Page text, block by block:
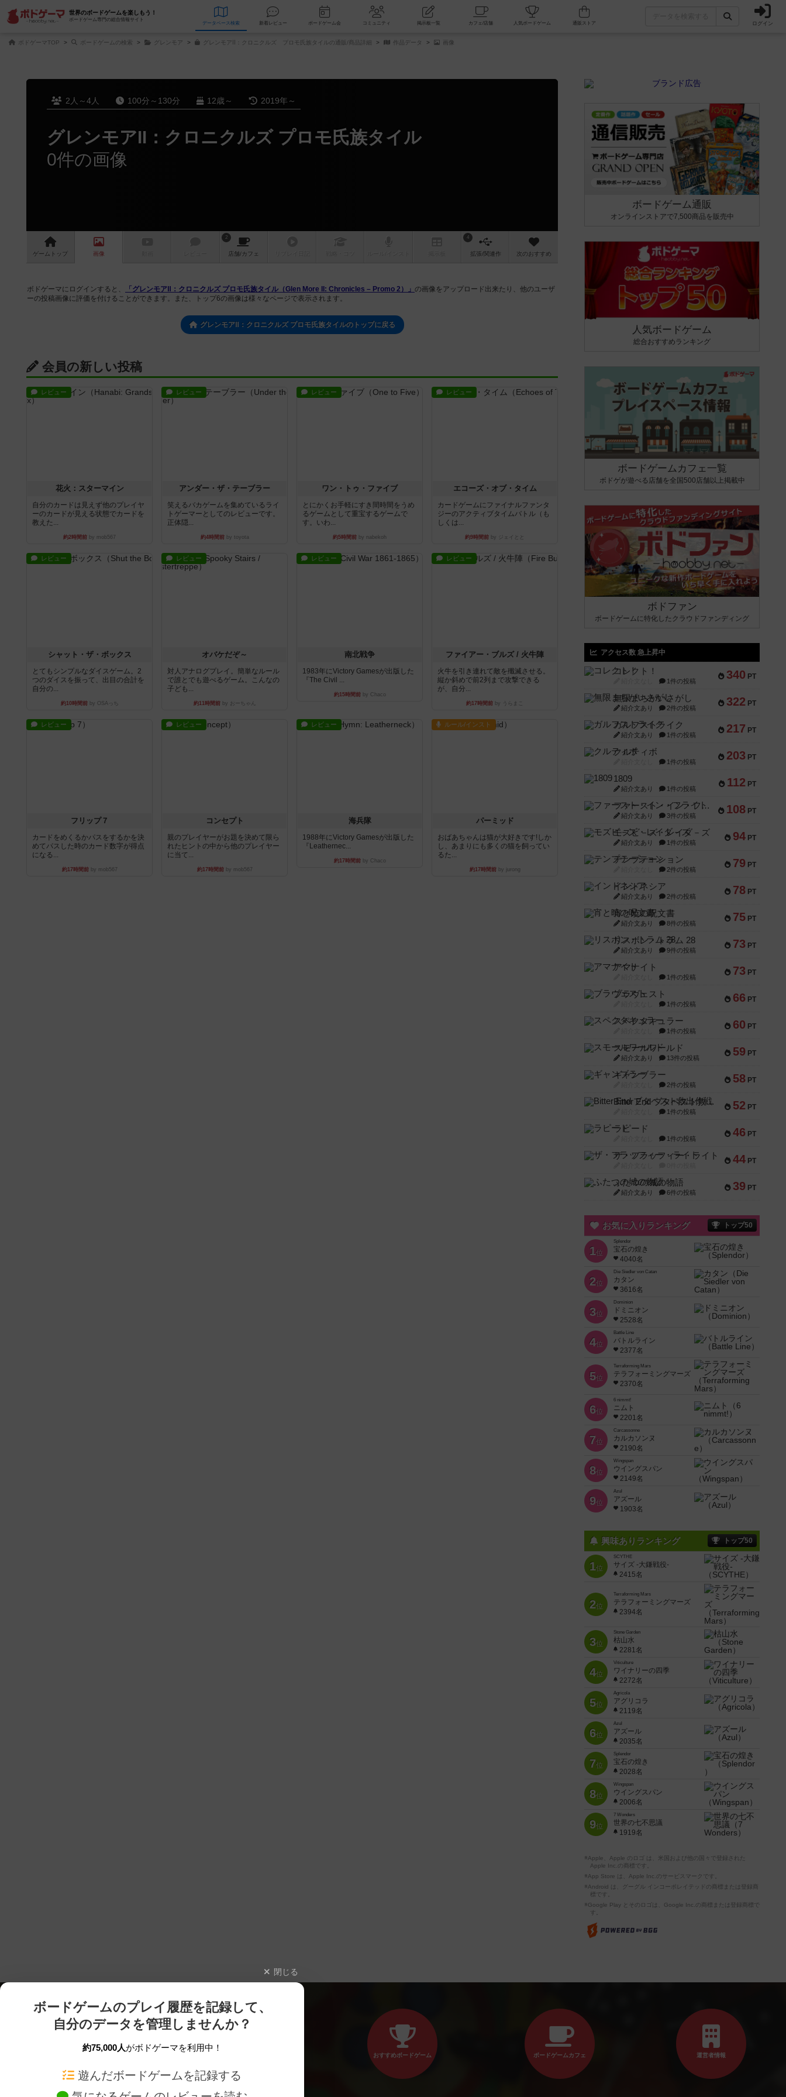
世界のボードゲームを楽しもう！
ボードゲーム専門の総合情報サイト
データベース 検索 新着レビュー ボードゲーム会 コミュニティ 掲示板一覧 カフェ/店舗 人気ボードゲーム ログイン
ボドゲーマTOP ボードゲームの検索 グレンモア グレンモアⅡ：クロニクルズ プロモ氏族タイルの通販/商品詳細 作品データ 画像
2人～4人 100分～130分 12歳～ 2019年～
グレンモアⅡ：クロニクルズ プロモ氏族タイル
0件の画像
ゲーム トップ 画像
2
店舗/カフェ
4
拡張/関連作 次のおすすめ
ボドゲーマにログインすると、 「グレンモアⅡ：クロニクルズ プロモ氏族タイル（Glen More II: Chronicles – Promo 2）」 の画像をアップロード出来たり、他のユーザ
ーの投稿画像に評価を付けることができます。また、トップ6の画像は様々なページで表示されます。
グレンモアⅡ：クロニクルズ プロモ氏族タイルのトップに戻る
会員の新しい投稿
レビュー
花火：スターマイン
自分のカードは見えず他のプレイヤ
ーのカードが見える状態でカードを
教えた...
約2時間前 by mob567
レビュー
アンダー・ザ・テーブラー
笑えるバカゲームを集めているライ
トゲーマーとしてのレビューです。
正体隠...
約4時間前by toyota
レビュー
ワン・トゥ・ファイブ
とにかくお手軽にすき間時間をうめ
るゲームとして重宝するゲームで
す。いわ...
約5時間前 by nabekoh
レビュー
エコーズ・オブ・タイム
カードゲームにファイナルファンタ
ジーのアクティブタイムバトル（も
しくは...
約9時間前 by ジェイとと
レビュー
シャット・ザ・ボックス
とてもシンプルなダイスゲーム。2
つのダイスを振って、出目の合計を
自分の...
約10時間前by OSAっち
レビュー
オバケだぞ～
対人アナログプレイ。簡単なルール
で誰とでも遊べるゲーム。こんなの
子ども...
約11時間前by おーちゃん
レビュー
南北戦争
1983年にVictory Gamesが出版した
『The Civil ...
約15時間前by Chaco
レビュー
ファイアー・ブルズ / 火牛陣
火牛を引き連れて敵を殲滅させる。
縦か斜めで前2列まで攻撃できる
が、自分...
約17時間前 by うらまこ
レビュー
フリップ７
カードをめくるかパスをするかを決
めてパスした時のカード数字が得点
になる...
約17時間前by mob567
レビュー
コンセプト
親のプレイヤーがお題を決めて限ら
れたヒントの中から他のプレイヤー
に当て...
約17時間前by mob567
レビュー
海兵隊
1988年にVictory Gamesが出版した
『Leathernec...
約17時間前by Chaco
ルール/インスト
パーミッド
おばあちゃんは猫が大好きです!しか
し、あまりにも多くの猫を飼ってい
るた...
約17時間前by jurong
ボードゲーム通販
オンラインストアで7,500商品を販売中
人気ボードゲーム
総合おすすめランキング
ボードゲームカフェ一覧
ボドゲが遊べる店舗を全国500店舗以上掲載中
ボドファン
ボードゲームに特化したクラウドファンディング
アクセス数 急上昇中
340 PT
コレクト！
1件の投稿
322 PT
無限まちがいさがし
紹介文あり 2件の投稿
217 PT
ガルフストライク
紹介文あり 1件の投稿
203 PT
クルティボ
1件の投稿
112 PT
1809
紹介文あり 1件の投稿
108 PT
ファースト・イン・フライト
紹介文あり 3件の投稿
94 PT
モズビ－ズ・レイダ－ズ
紹介文あり 1件の投稿
79 PT
テンプテーション
2件の投稿
78 PT
インドネシア
紹介文あり 2件の投稿
75 PT
宵と暁の呪文書
紹介文あり 8件の投稿
73 PT
リスボン・トラム 28
紹介文あり 9件の投稿
73 PT
アマナイト
1件の投稿
66 PT
ブラヴェスト
1件の投稿
60 PT
スペクタキュラー
1件の投稿
59 PT
スモールワールド
紹介文あり 13件の投稿
58 PT
ギャンブラー
2件の投稿
52 PT
Bitter End ブタペスト救出作戦
1件の投稿
46 PT
ラピード
1件の投稿
44 PT
ザ・フラッフィー・ライト
39 PT
ふたつの城の物語
紹介文あり 6件の投稿
お気に入りランキング トップ50
1位
Splendor
宝石の煌き
4040名
2位
Die Siedler von Catan
カタン
3616名
3位
Dominion
ドミニオン
2528名
4位
Battle Line
バトルライン
2377名
5位
Terraforming Mars
テラフォーミングマーズ
2370名
6位
6 nimmt!
ニムト
2201名
7位
Carcassonne
カルカソンヌ
2190名
8位
Wingspan
ウイングスパン
2149名
9位
Azul
アズール
1903名
興味ありランキング トップ50
1位
SCYTHE
サイズ -大鎌戦役-
2415名
2位
Terraforming Mars
テラフォーミングマーズ
2394名
3位
Stone Garden
枯山水
2281名
4位
Viticulture
ワイナリーの四季
2272名
5位
Agricola
アグリコラ
2119名
6位
Azul
アズール
2035名
7位
Splendor
宝石の煌き
2028名
8位
Wingspan
ウイングスパン
2006名
9位
7 Wonders
世界の七不思議
1919名
※Apple、Apple のロゴ は、米国および他の国々で登録された
Apple Inc.の商標です。
※App Store は、Apple Inc.のサービスマークです。
※Android は、グーグル インコーポレイテッドの商標または登録商
標です。
※Google Play とそのロゴは、Google Inc.の商標または登録商標で
す。
閉じる
ボードゲームのプレイ履歴を記録して、
自分のデータを管理しませんか？
約75,000人がボドゲーマを利用中！
遊んだボードゲームを記録する
おすすめボードゲーム ボードゲームカフェ 運営者情報